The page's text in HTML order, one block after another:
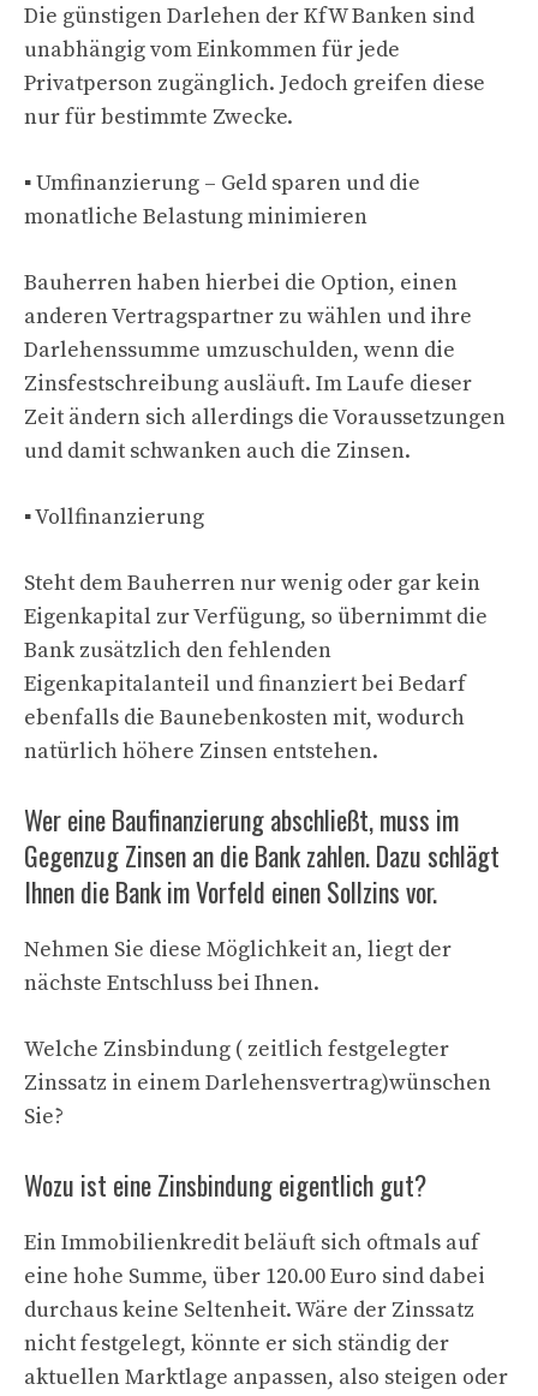
Die günstigen Darlehen der KfW Banken sind
unabhängig vom Einkommen für jede
Privatperson zugänglich. Jedoch greifen diese
nur für bestimmte Zwecke.
▪ Umfinanzierung – Geld sparen und die
monatliche Belastung minimieren
Bauherren haben hierbei die Option, einen
anderen Vertragspartner zu wählen und ihre
Darlehenssumme umzuschulden, wenn die
Zinsfestschreibung ausläuft. Im Laufe dieser
Zeit ändern sich allerdings die Voraussetzungen
und damit schwanken auch die Zinsen.
▪ Vollfinanzierung
Steht dem Bauherren nur wenig oder gar kein
Eigenkapital zur Verfügung, so übernimmt die
Bank zusätzlich den fehlenden
Eigenkapitalanteil und finanziert bei Bedarf
ebenfalls die Baunebenkosten mit, wodurch
natürlich höhere Zinsen entstehen.
Wer eine Baufinanzierung abschließt, muss im
Gegenzug Zinsen an die Bank zahlen. Dazu schlägt
Ihnen die Bank im Vorfeld einen Sollzins vor.
Nehmen Sie diese Möglichkeit an, liegt der
nächste Entschluss bei Ihnen.
Welche Zinsbindung ( zeitlich festgelegter
Zinssatz in einem Darlehensvertrag)wünschen
Sie?
Wozu ist eine Zinsbindung eigentlich gut?
Ein Immobilienkredit beläuft sich oftmals auf
eine hohe Summe, über 120.00 Euro sind dabei
durchaus keine Seltenheit. Wäre der Zinssatz
nicht festgelegt, könnte er sich ständig der
aktuellen Marktlage anpassen, also steigen oder